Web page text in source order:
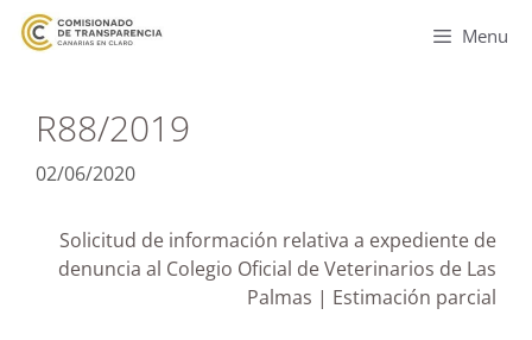
Menu
R88/2019
02/06/2020
Solicitud de información relativa a expediente de
denuncia al Colegio Oficial de Veterinarios de Las
Palmas | Estimación parcial